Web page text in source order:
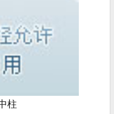
柱